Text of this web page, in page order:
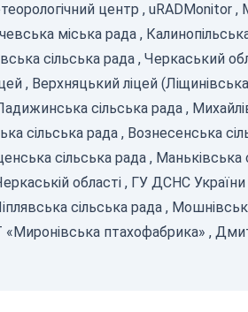
центр , uRADMonitor ,
міська рада ,
сільська рада , Черкаський
, Верхняцький ліцей (Ліщинівська
сільська рада ,
сільська рада , Вознесенська
сільська рада , Маньківська
області , ГУ ДСНС України
сільська рада ,
птахофабрика» ,